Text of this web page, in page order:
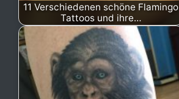
11 Verschiedenen schöne Flamingo
Tattoos und ihre…